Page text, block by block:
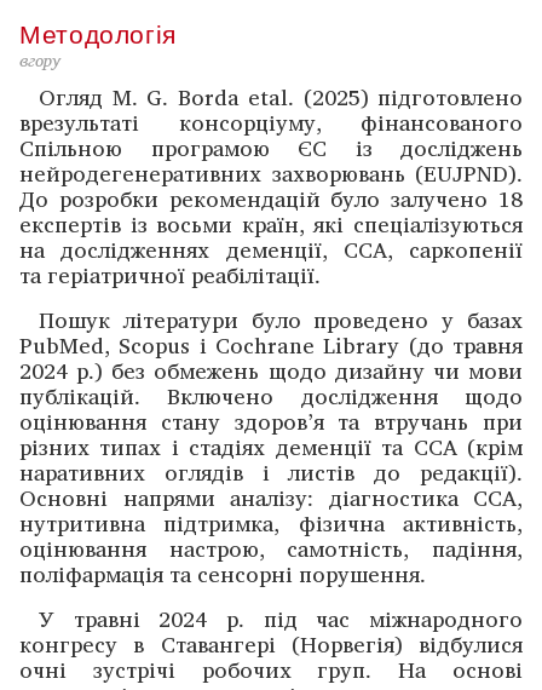
Методологія
вгору
Огляд M. G. Borda etal. (2025) підготовлено
врезультаті консорціуму, фінансованого
Спільною програмою ЄС із дослі­джень
нейродегенеративних захворювань (EUJPND).
До розробки рекомендацій було залучено 18
експертів із восьми країн, які спеціалізуються
на дослі­дженнях деменції, ССА, саркопенії
та геріатричної реабілітації.
Пошук літератури було проведено у базах
Pub­Med, Scopus і Cochrane Library (до травня
2024 р.) без обмежень щодо дизайну чи мови
публікацій. Включено дослі­дження щодо
оцінювання стану здоров’я та втручань при
різних типах і стадіях деменції та ССА (крім
наративних оглядів і листів до редакції).
Основні напрями аналізу: діагностика ССА,
нутритивна підтримка, фізична активність,
оцінювання настрою, самотність, падіння,
поліфармація та сенсорні порушення.
У травні 2024 р. під час міжнародного
конгресу в Ставангері (Норвегія) відбулися
очні зустрічі робочих груп. На основі